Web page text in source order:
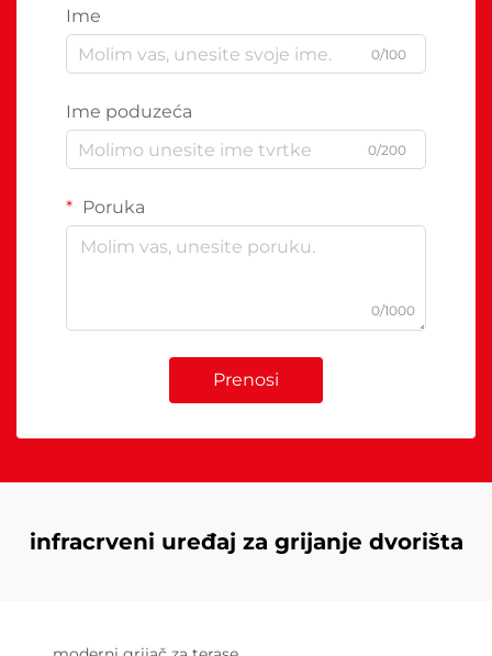
Ime
0/100
Ime poduzeća
0/200
Poruka
0/1000
Prenosi
infracrveni uređaj za grijanje dvorišta